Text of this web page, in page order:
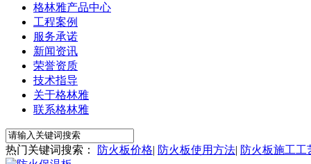
格林雅产品中心
工程案例
服务承诺
新闻资讯
荣誉资质
技术指导
关于格林雅
联系格林雅
热门关键词搜索： 防火板价格| 防火板使用方法| 防火板施工工